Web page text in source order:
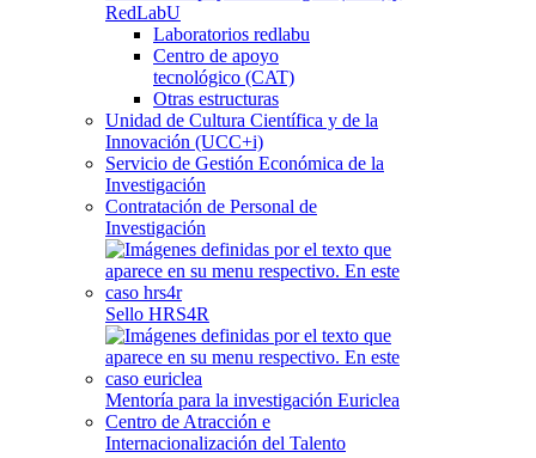
RedLabU
Laboratorios redlabu
Centro de apoyo
tecnológico (CAT)
Otras estructuras
Unidad de Cultura Científica y de la
Innovación (UCC+i)
Servicio de Gestión Económica de la
Investigación
Contratación de Personal de
Investigación
Sello HRS4R
Mentoría para la investigación Euriclea
Centro de Atracción e
Internacionalización del Talento